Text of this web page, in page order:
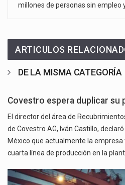
millones de personas sin empleo
ARTICULOS
DE LA MISMA CATEGORÍA
Covestro espera duplicar su
El director del área de
de Covestro AG, Iván Castillo,
México que actualmente la
cuarta línea de producción en la